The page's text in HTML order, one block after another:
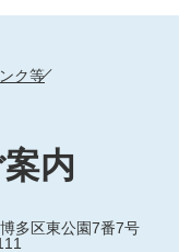
ク等
内
多区東公園7番7号